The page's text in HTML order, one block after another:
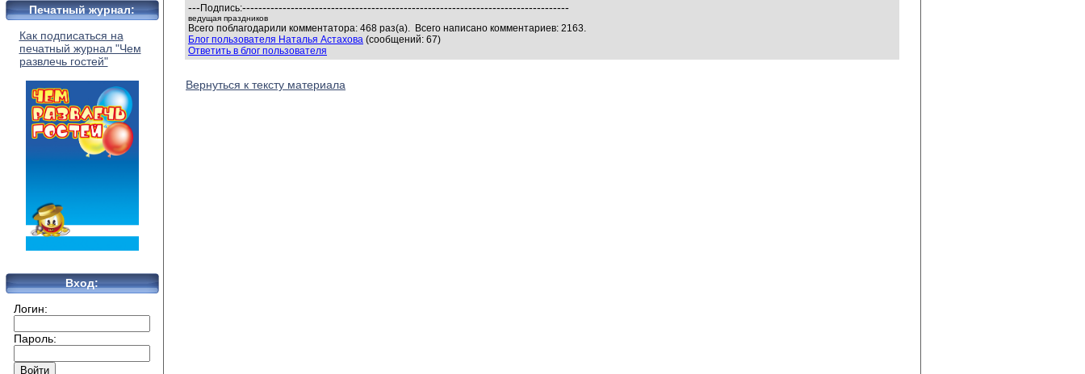
Печатный журнал:
Как подписаться на
печатный журнал "Чем
развлечь гостей"
Вход:
Логин:
Пароль:
--- Подпись:---------------------------------------------------------------------------------
ведущая праздников
Всего поблагодарили комментатора: 468 раз(а). Всего написано комментариев: 2163.
Блог пользователя Наталья Астахова (сообщений: 67)
Ответить в блог пользователя
Вернуться к тексту материала